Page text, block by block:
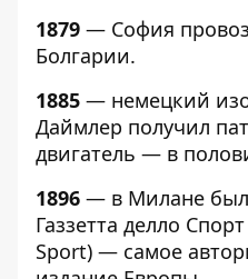
1879 — София
Болгарии.
1885 — немецкий
Даймлер получил
двигатель — в
1896 — в Милане
Газзетта делло
Sport) — самое